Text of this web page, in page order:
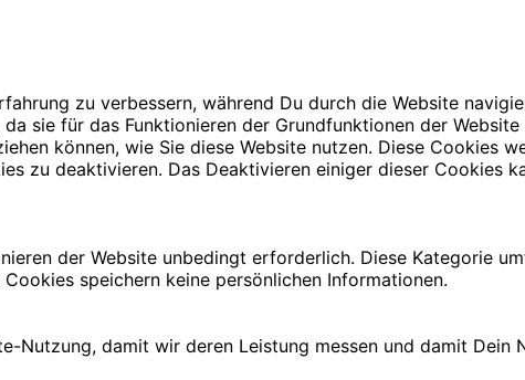
zu verbessern, während Du durch die Website
sie für das Funktionieren der Grundfunktionen der
können, wie Sie diese Website nutzen. Diese Cookies
zu deaktivieren. Das Deaktivieren einiger dieser Cookies
der Website unbedingt erforderlich. Diese Kategorie
speichern keine persönlichen Informationen.
Nutzung, damit wir deren Leistung messen und damit Dein